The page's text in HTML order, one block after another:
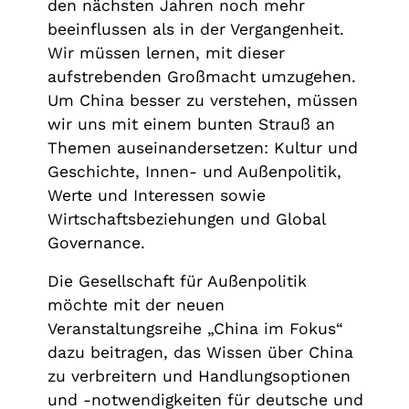
den nächsten Jahren noch mehr
beeinflussen als in der Vergangenheit.
Wir müssen lernen, mit dieser
aufstrebenden Großmacht umzugehen.
Um China besser zu verstehen, müssen
wir uns mit einem bunten Strauß an
Themen auseinandersetzen: Kultur und
Geschichte, Innen- und Außenpolitik,
Werte und Interessen sowie
Wirtschaftsbeziehungen und Global
Governance.
Die Gesellschaft für Außenpolitik
möchte mit der neuen
Veranstaltungsreihe „China im Fokus“
dazu beitragen, das Wissen über China
zu verbreitern und Handlungsoptionen
und -notwendigkeiten für deutsche und